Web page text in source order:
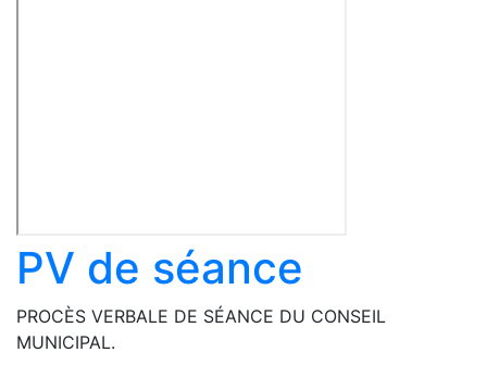
PV de séance
PROCÈS VERBALE DE SÉANCE DU CONSEIL
MUNICIPAL.